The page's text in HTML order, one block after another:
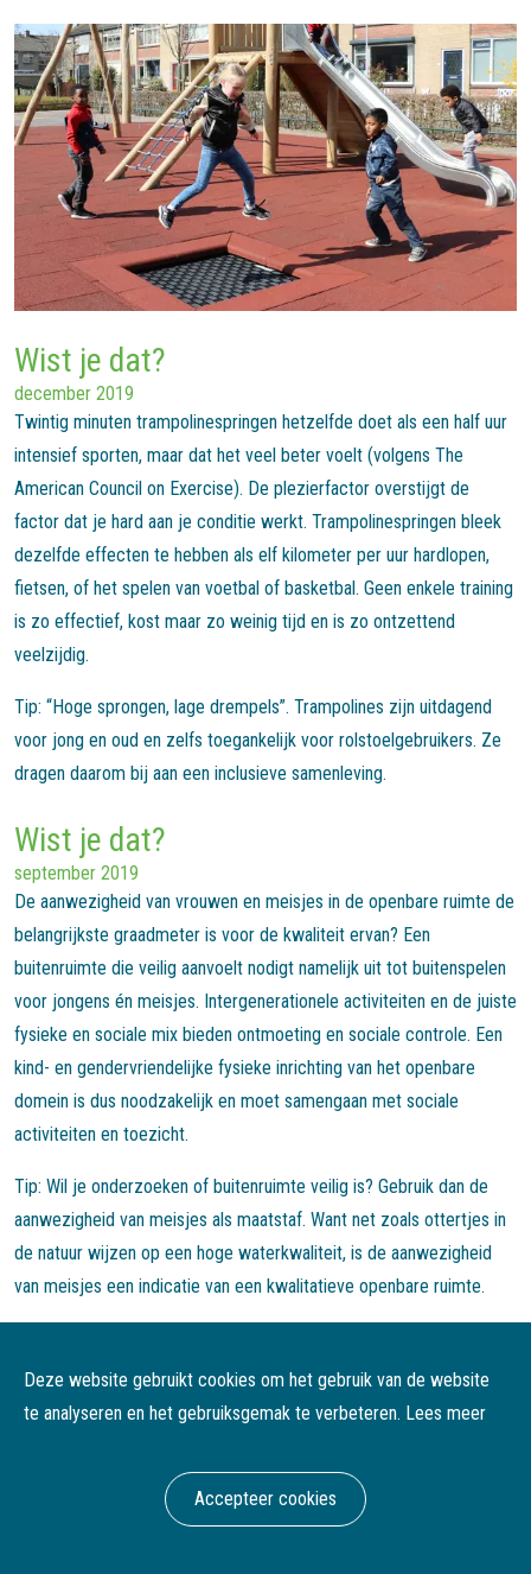
Wist je dat?
december 2019
Twintig minuten trampolinespringen hetzelfde doet als een half uur
intensief sporten, maar dat het veel beter voelt (volgens The
American Council on Exercise). De plezierfactor overstijgt de
factor dat je hard aan je conditie werkt. Trampolinespringen bleek
dezelfde effecten te hebben als elf kilometer per uur hardlopen,
fietsen, of het spelen van voetbal of basketbal. Geen enkele training
is zo effectief, kost maar zo weinig tijd en is zo ontzettend
veelzijdig.
Tip: “Hoge sprongen, lage drempels”. Trampolines zijn uitdagend
voor jong en oud en zelfs toegankelijk voor rolstoelgebruikers. Ze
dragen daarom bij aan een inclusieve samenleving.
Wist je dat?
september 2019
De aanwezigheid van vrouwen en meisjes in de openbare ruimte de
belangrijkste graadmeter is voor de kwaliteit ervan? Een
buitenruimte die veilig aanvoelt nodigt namelijk uit tot buitenspelen
voor jongens én meisjes. Intergenerationele activiteiten en de juiste
fysieke en sociale mix bieden ontmoeting en sociale controle. Een
kind- en gendervriendelijke fysieke inrichting van het openbare
domein is dus noodzakelijk en moet samengaan met sociale
activiteiten en toezicht.
Tip: Wil je onderzoeken of buitenruimte veilig is? Gebruik dan de
aanwezigheid van meisjes als maatstaf. Want net zoals ottertjes in
de natuur wijzen op een hoge waterkwaliteit, is de aanwezigheid
van meisjes een indicatie van een kwalitatieve openbare ruimte.
Deze website gebruikt cookies om het gebruik van de website
te analyseren en het gebruiksgemak te verbeteren. Lees meer
Accepteer cookies